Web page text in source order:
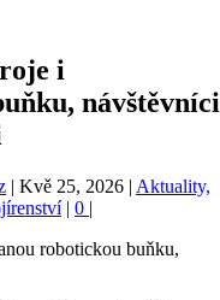
i
návštěvníci
| Kvě 25, 2026 | Aktuality,
| 0 |